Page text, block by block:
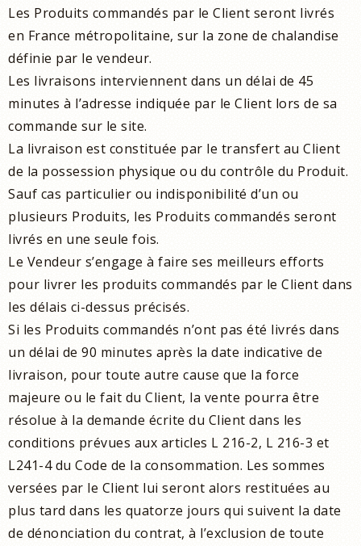
Les Produits commandés par le Client seront livrés
en France métropolitaine, sur la zone de chalandise
définie par le vendeur.
Les livraisons interviennent dans un délai de 45
minutes à l’adresse indiquée par le Client lors de sa
commande sur le site.
La livraison est constituée par le transfert au Client
de la possession physique ou du contrôle du Produit.
Sauf cas particulier ou indisponibilité d’un ou
plusieurs Produits, les Produits commandés seront
livrés en une seule fois.
Le Vendeur s’engage à faire ses meilleurs efforts
pour livrer les produits commandés par le Client dans
les délais ci-dessus précisés.
Si les Produits commandés n’ont pas été livrés dans
un délai de 90 minutes après la date indicative de
livraison, pour toute autre cause que la force
majeure ou le fait du Client, la vente pourra être
résolue à la demande écrite du Client dans les
conditions prévues aux articles L 216-2, L 216-3 et
L241-4 du Code de la consommation. Les sommes
versées par le Client lui seront alors restituées au
plus tard dans les quatorze jours qui suivent la date
de dénonciation du contrat, à l’exclusion de toute